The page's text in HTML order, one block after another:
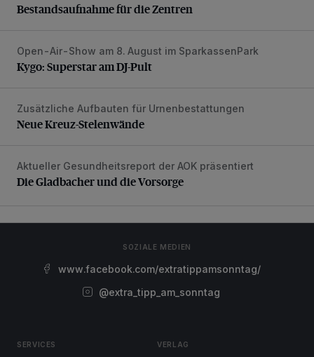
Bestandsaufnahme für die Zentren
Kygo: Superstar am DJ-Pult
Open-Air-Show am 8. August im SparkassenPark
Kygo: Superstar am DJ-Pult
Neue Kreuz-Stelenwände
Zusätzliche Aufbauten für Urnenbestattungen
Neue Kreuz-Stelenwände
Die Gladbacher und die Vorsorge
Aktueller Gesundheitsreport der AOK präsentiert
Die Gladbacher und die Vorsorge
SOZIALE MEDIEN
www.facebook.com/extratippamsonntag/
@extra_tipp_am_sonntag
SERVICES VERLAG